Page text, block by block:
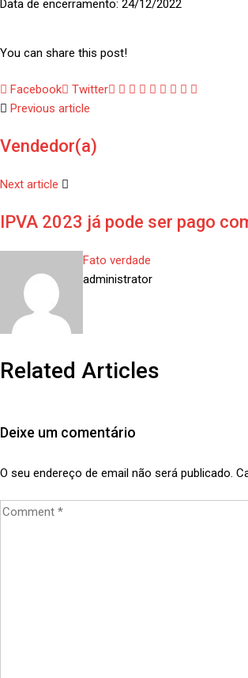
Data de encerramento: 24/12/2022
You can share this post!
Facebook Twitter Google+
LinkedIn
Whatsapp
StumbleUpon
Tumblr
Pinterest
Reddit
Share
Previous article
Vendedor(a)
Next article
IPVA 2023 já pode ser pago
Fato verdade
administrator
Related Articles
Deixe um comentário
O seu endereço de email não será publicado.